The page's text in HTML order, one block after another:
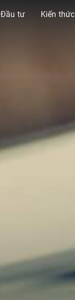
Đầu tư Kiến thức